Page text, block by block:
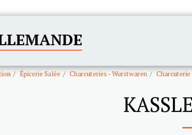
Épicerie Salée Charcuteries - Wurstwaren Charcuterie